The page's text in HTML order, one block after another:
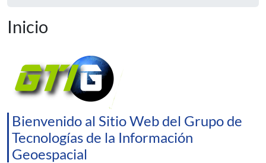
Inicio
Bienvenido al Sitio Web del Grupo de
Tecnologías de la Información
Geoespacial